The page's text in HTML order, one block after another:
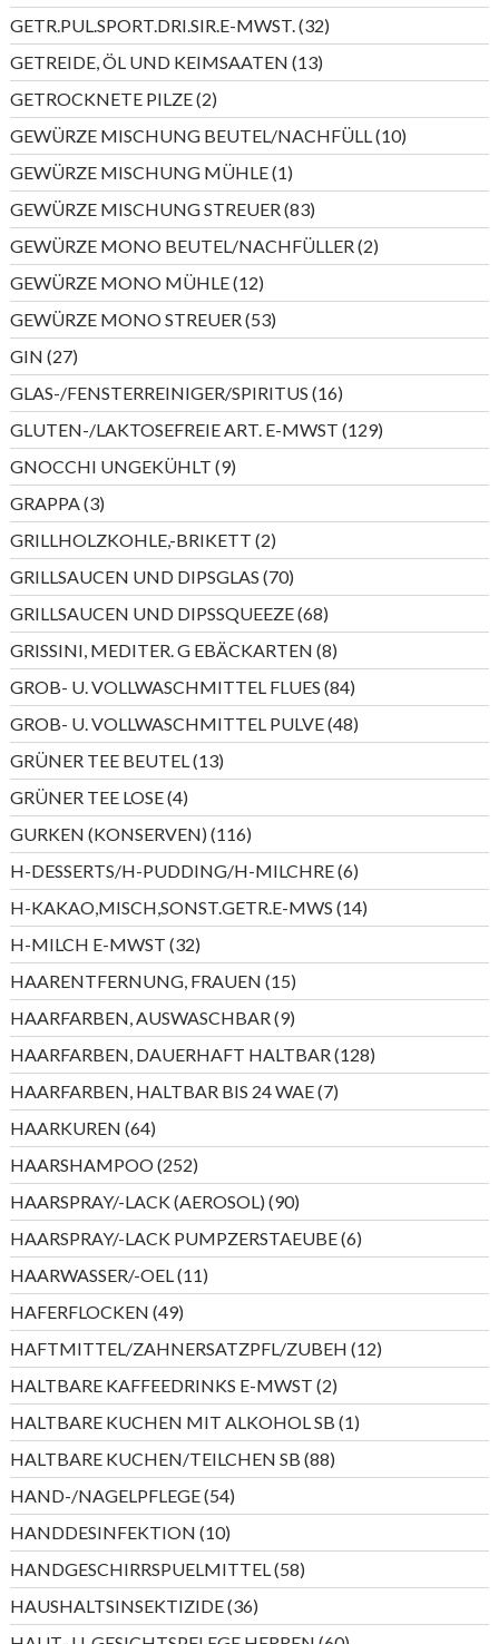
Produkte
GETR.PUL.SPORT.DRI.SIR.E-MWST. 3232
Produkte
GETREIDE, ÖL UND KEIMSAATEN 1313
Produkte
GETROCKNETE PILZE 22
Produkte
GEWÜRZE MISCHUNG BEUTEL/NACHFÜLL 1010
Produkte
GEWÜRZE MISCHUNG MÜHLE 11
Produkt
GEWÜRZE MISCHUNG STREUER 8383
Produkte
GEWÜRZE MONO BEUTEL/NACHFÜLLER 22
Produkte
GEWÜRZE MONO MÜHLE 1212
Produkte
GEWÜRZE MONO STREUER 5353
Produkte
GIN 2727
Produkte
GLAS-/FENSTERREINIGER/SPIRITUS 1616
Produkte
GLUTEN-/LAKTOSEFREIE ART. E-MWST 129129
Produkte
GNOCCHI UNGEKÜHLT 99
Produkte
GRAPPA 33
Produkte
GRILLHOLZKOHLE,-BRIKETT 22
Produkte
GRILLSAUCEN UND DIPSGLAS 7070
Produkte
GRILLSAUCEN UND DIPSSQUEEZE 6868
Produkte
GRISSINI, MEDITER. G EBÄCKARTEN 88
Produkte
GROB- U. VOLLWASCHMITTEL FLUES 8484
Produkte
GROB- U. VOLLWASCHMITTEL PULVE 4848
Produkte
GRÜNER TEE BEUTEL 1313
Produkte
GRÜNER TEE LOSE 44
Produkte
GURKEN (KONSERVEN) 116116
Produkte
H-DESSERTS/H-PUDDING/H-MILCHRE 66
Produkte
H-KAKAO,MISCH,SONST.GETR.E-MWS 1414
Produkte
H-MILCH E-MWST 3232
Produkte
HAARENTFERNUNG, FRAUEN 1515
Produkte
HAARFARBEN, AUSWASCHBAR 99
Produkte
HAARFARBEN, DAUERHAFT HALTBAR 128128
Produkte
HAARFARBEN, HALTBAR BIS 24 WAE 77
Produkte
HAARKUREN 6464
Produkte
HAARSHAMPOO 252252
Produkte
HAARSPRAY/-LACK (AEROSOL) 9090
Produkte
HAARSPRAY/-LACK PUMPZERSTAEUBE 66
Produkte
HAARWASSER/-OEL 1111
Produkte
HAFERFLOCKEN 4949
Produkte
HAFTMITTEL/ZAHNERSATZPFL/ZUBEH 1212
Produkte
HALTBARE KAFFEEDRINKS E-MWST 22
Produkte
HALTBARE KUCHEN MIT ALKOHOL SB 11
Produkt
HALTBARE KUCHEN/TEILCHEN SB 8888
Produkte
HAND-/NAGELPFLEGE 5454
Produkte
HANDDESINFEKTION 1010
Produkte
HANDGESCHIRRSPUELMITTEL 5858
Produkte
HAUSHALTSINSEKTIZIDE 3636
Produkte